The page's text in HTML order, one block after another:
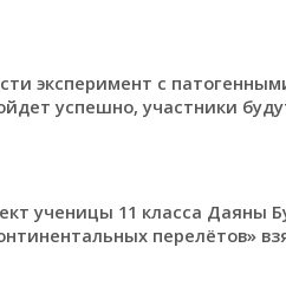
эксперимент с
успешно, участники
ученицы 11 класса Даяны
перелётов»